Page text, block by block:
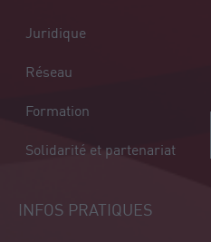
Juridique
Réseau
Formation
Solidarité et partenariat
INFOS PRATIQUES